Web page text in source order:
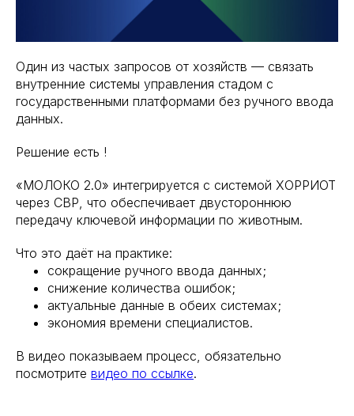
Один из частых запросов от хозяйств — связать
внутренние системы управления стадом с
государственными платформами без ручного ввода
данных.
Решение есть !
«МОЛОКО 2.0» интегрируется с системой ХОРРИОТ
через СВР, что обеспечивает двустороннюю
передачу ключевой информации по животным.
Что это даёт на практике:
сокращение ручного ввода данных;
снижение количества ошибок;
актуальные данные в обеих системах;
экономия времени специалистов.
В видео показываем процесс, обязательно
посмотрите видео по ссылке.